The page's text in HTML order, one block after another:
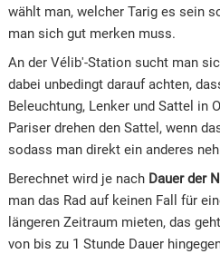
wählt man, welcher Tarig es sein
man sich gut merken muss.
An der Vélib'-Station sucht man
dabei unbedingt darauf achten,
Beleuchtung, Lenker und Sattel in
Pariser drehen den Sattel, wenn
sodass man direkt ein anderes
Berechnet wird je nach Dauer der
man das Rad auf keinen Fall für
längeren Zeitraum mieten, das
von bis zu 1 Stunde Dauer